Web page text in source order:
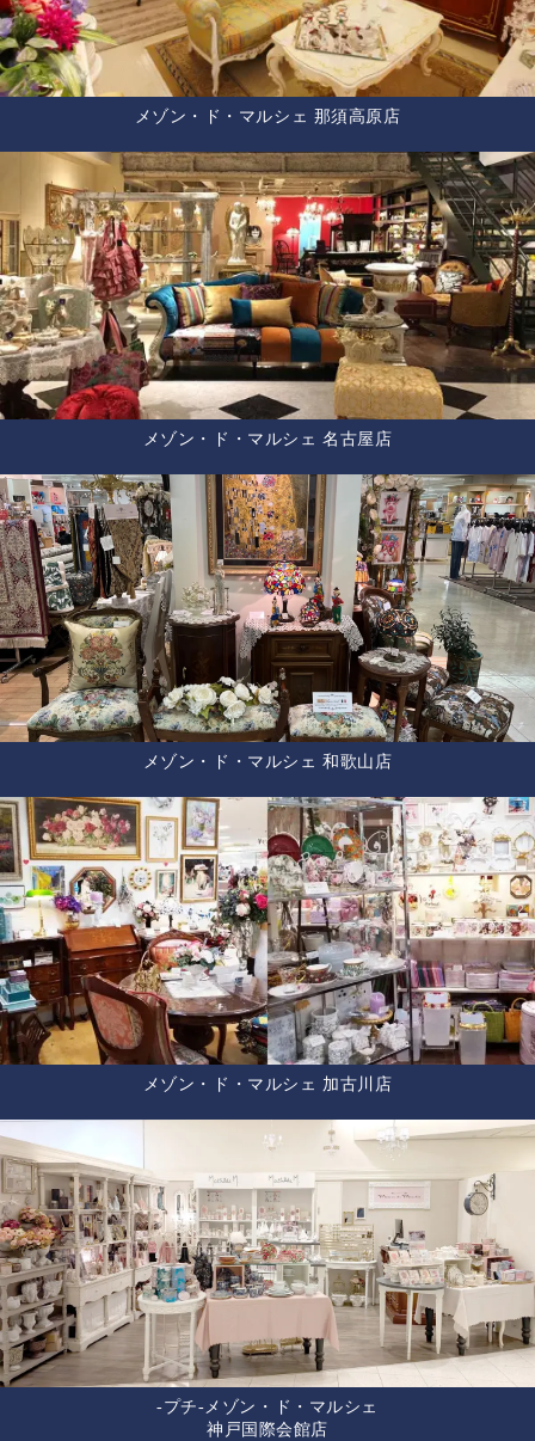
メゾン・ド・マルシェ 那須高原店
メゾン・ド・マルシェ 名古屋店
メゾン・ド・マルシェ 和歌山店
メゾン・ド・マルシェ 加古川店
-プチ-メゾン・ド・マルシェ
神戸国際会館店